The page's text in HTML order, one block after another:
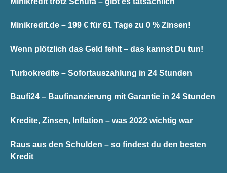
Minikredit.de – 199 € für 61 Tage zu 0 % Zinsen!
Wenn plötzlich das Geld fehlt – das kannst Du tun!
Turbokredite – Sofortauszahlung in 24 Stunden
Baufi24 – Baufinanzierung mit Garantie in 24 Stunden
Kredite, Zinsen, Inflation – was 2022 wichtig war
Raus aus den Schulden – so findest du den besten
Kredit